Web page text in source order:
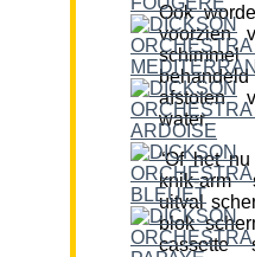
Ook
voorzien
afstoten
water.
“Of het
knik-arm
uitval
blok
cassette